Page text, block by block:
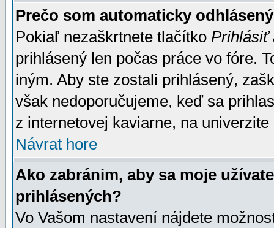
Prečo som automaticky
Pokiaľ nezaškrtnete tlačítko Prihlásiť
prihlásený len počas práce vo fóre.
iným. Aby ste zostali prihlásený,
však nedoporučujeme, keď sa
z internetovej kaviarne, na univerzite
Návrat hore
Ako zabránim, aby sa moje
prihlásených?
Vo Vašom nastavení nájdete